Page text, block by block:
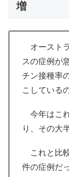
増
オースト
スの症例が
チン接種率
こしている
今年はこ
り、その大
これと比
件の症例だ